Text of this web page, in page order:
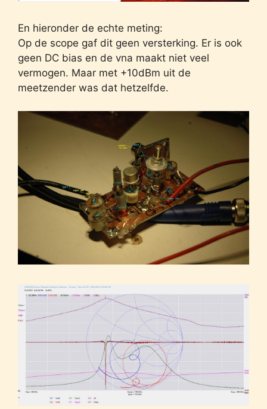
En hieronder de echte meting:
Op de scope gaf dit geen versterking. Er is ook
geen DC bias en de vna maakt niet veel
vermogen. Maar met +10dBm uit de
meetzender was dat hetzelfde.